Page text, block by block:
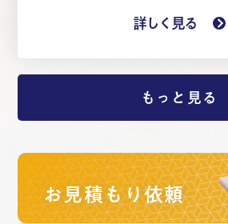
詳しく見る
もっと見る
お見積もり依頼